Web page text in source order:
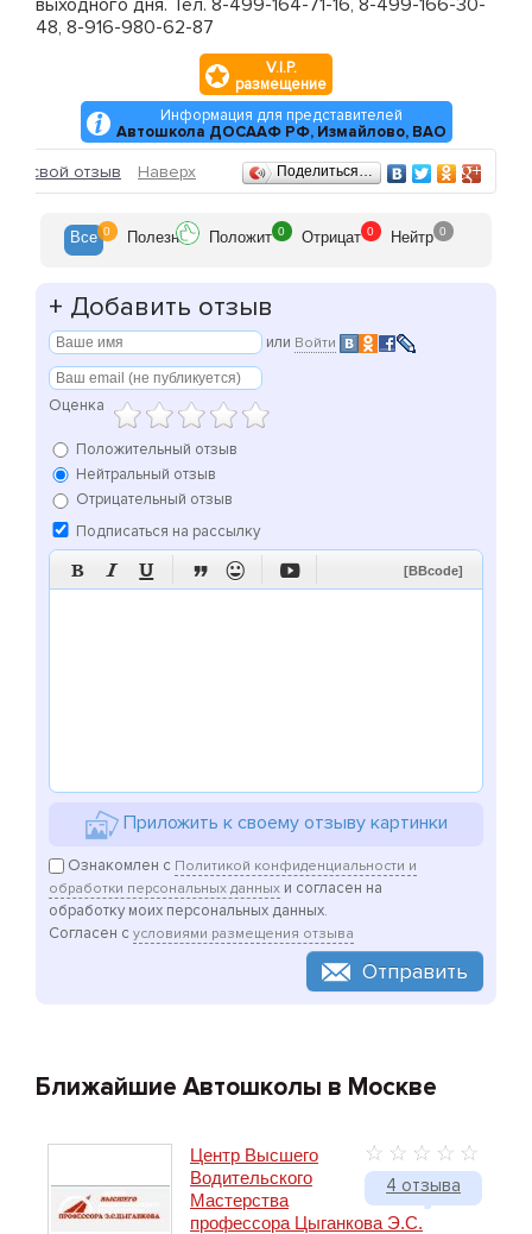
выходного дня. Тел. 8-499-164-71-16, 8-499-166-30-
48, 8-916-980-62-87
V.I.P.
размещение
Информация для представителей
Автошкола ДОСААФ РФ, Измайлово, ВАО
Отзывы
свой отзыв Наверх Поделиться…
Все 0 Полезн Положит 0 Отрицат 0 Нейтр 0
+ Добавить отзыв
или Войти
Оценка
Положительный отзыв
Нейтральный отзыв
Отрицательный отзыв
Подписаться на рассылку
      [BBcode]
Приложить к своему отзыву картинки
Ознакомлен с Политикой конфиденциальности и
обработки персональных данных и согласен на
обработку моих персональных данных.
Согласен с условиями размещения отзыва
Отправить
Ближайшие Автошколы в Москве
4 отзыва
Центр Высшего
Водительского
Мастерства
профессора Цыганкова Э.С.